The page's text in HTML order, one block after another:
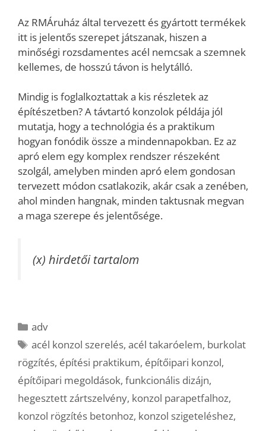
Az RMÁruház által tervezett és gyártott termékek
itt is jelentős szerepet játszanak, hiszen a
minőségi rozsdamentes acél nemcsak a szemnek
kellemes, de hosszú távon is helytálló.
Mindig is foglalkoztattak a kis részletek az
építészetben? A távtartó konzolok példája jól
mutatja, hogy a technológia és a praktikum
hogyan fonódik össze a mindennapokban. Ez az
apró elem egy komplex rendszer részeként
szolgál, amelyben minden apró elem gondosan
tervezett módon csatlakozik, akár csak a zenében,
ahol minden hangnak, minden taktusnak megvan
a maga szerepe és jelentősége.
(x) hirdetői tartalom
Kategória
adv
Címkék
acél konzol szerelés,acél takaróelem, burkolat
rögzítés, építési praktikum, építőipari konzol,
építőipari megoldások, funkcionális dizájn,
hegesztett zártszelvény, konzol parapetfalhoz,
konzol rögzítés betonhoz, konzol szigeteléshez,